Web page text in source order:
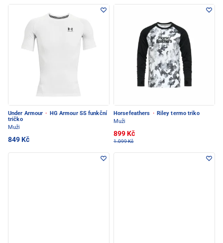
Under Armour ·
HG Armour SS funkční
tričko
Muži
849 Kč
Horsefeathers · Riley termo triko
Muži
899 Kč
1.099 Kč